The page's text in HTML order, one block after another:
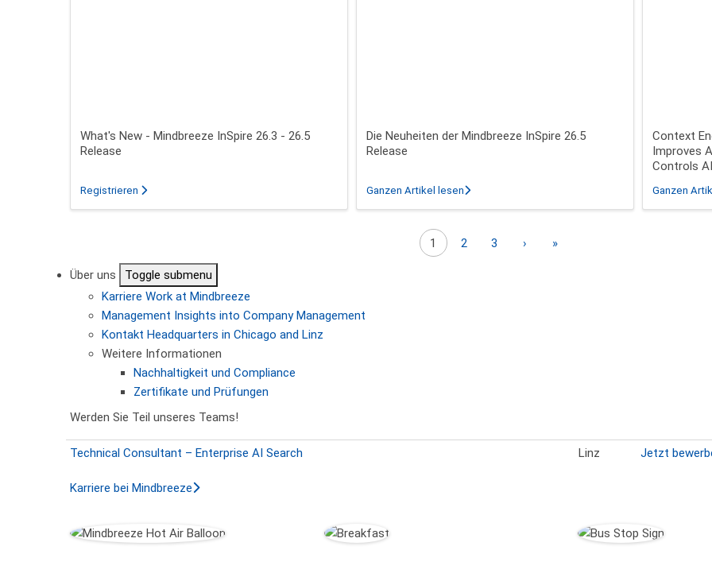
What's New - Mindbreeze InSpire 26.3 - 26.5
Release
Registrieren für das Webinar über What's New - Mindbreeze InSpire 26.3 - 26.5 Release
Die Neuheiten der Mindbreeze InSpire 26.5
Release
Ganzen Artikel lesenüber Die Neuheiten der Mindbreeze InSpire 26.5
Context
Improves
Controls
Ganzen
1 2 3 › Nächste Seite
»Letzte Seite
Über uns
Toggle submenu
Karriere Work at Mindbreeze
Management Insights into Company Management
Kontakt Headquarters in Chicago and Linz
Weitere Informationen
Nachhaltigkeit und Compliance
Zertifikate und Prüfungen
Werden Sie Teil unseres Teams!
Technical Consultant – Enterprise AI Search Linz Jetzt
Karriere bei Mindbreeze